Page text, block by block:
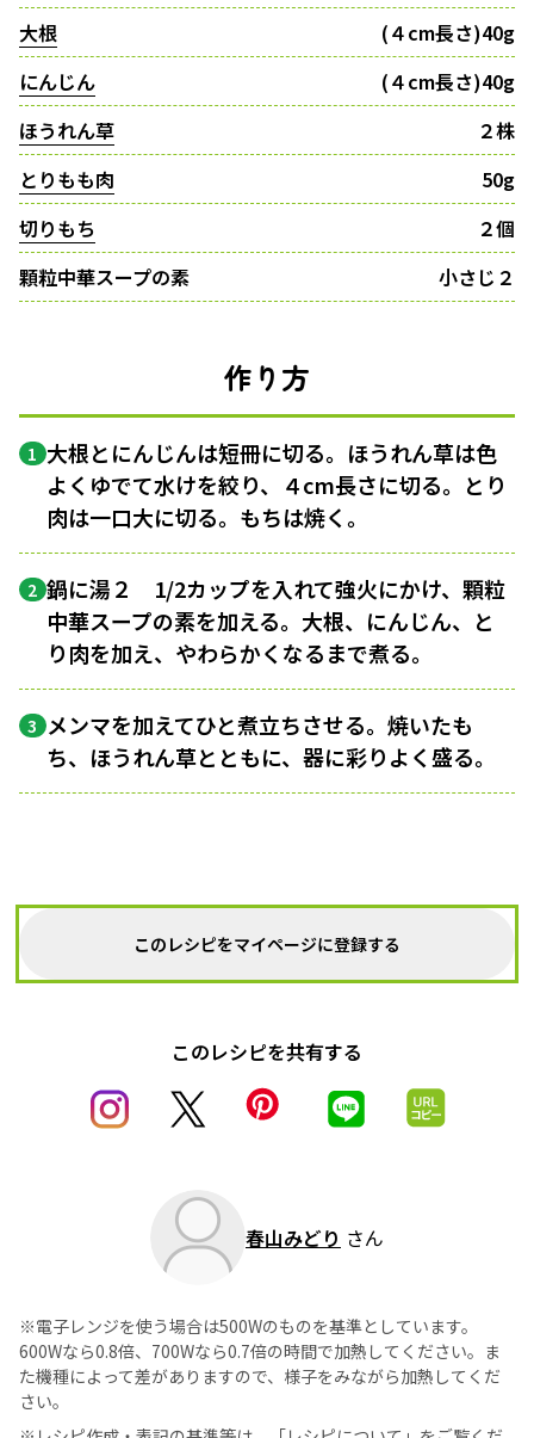
大根
(４cm長さ)40g
にんじん
(４cm長さ)40g
ほうれん草
２株
とりもも肉
50g
切りもち
２個
顆粒中華スープの素
小さじ２
作り方
1 大根とにんじんは短冊に切る。ほうれん草は色
よくゆでて水けを絞り、４cm長さに切る。とり
肉は一口大に切る。もちは焼く。
2 鍋に湯２ 1/2カップを入れて強火にかけ、顆粒
中華スープの素を加える。大根、にんじん、と
り肉を加え、やわらかくなるまで煮る。
3 メンマを加えてひと煮立ちさせる。焼いたも
ち、ほうれん草とともに、器に彩りよく盛る。
このレシピをマイページに登録する
このレシピを共有する
春山みどり さん
※電子レンジを使う場合は500Wのものを基準としています。
600Wなら0.8倍、700Wなら0.7倍の時間で加熱してください。ま
た機種によって差がありますので、様子をみながら加熱してくだ
さい。